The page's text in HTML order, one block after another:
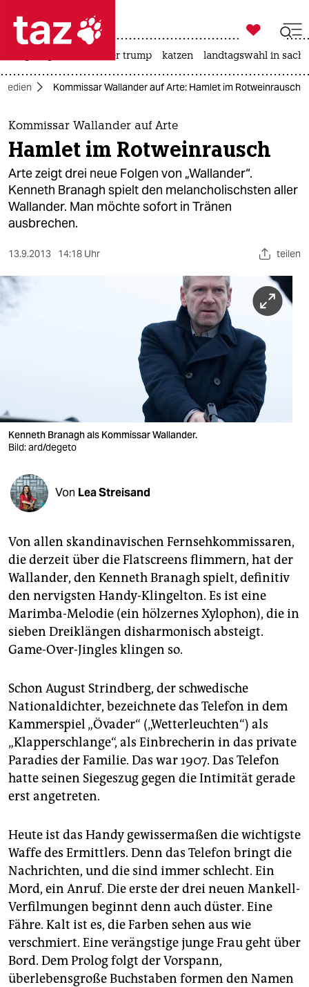
 taz zahl ich
taz zahl ich
themen
politik
öko
gesellschaft
kultur
sport
berlin
verlag
shop
fragen & hilfe
unterstützen
abo
genossenschaft
epaper login

taz zahl ich
usa unter trump katzen landtagswahl in
Medien Kommissar Wallander auf Arte: Hamlet im Rotweinrausch
Kommissar Wallander auf Arte
Hamlet im Rotweinrausch
Arte zeigt drei neue Folgen von „Wallander“.
Kenneth Branagh spielt den melancholischsten aller
Wallander. Man möchte sofort in Tränen
ausbrechen.
13.9.2013 14:18 Uhr teilen
Kenneth Branagh als Kommissar Wallander.
Bild: ard/degeto
Von Lea Streisand
Von allen skandinavischen Fernsehkommissaren,
die derzeit über die Flatscreens flimmern, hat der
Wallander, den Kenneth Branagh spielt, definitiv
den nervigsten Handy-Klingelton. Es ist eine
Marimba-Melodie (ein hölzernes Xylophon), die in
sieben Dreiklängen disharmonisch absteigt.
Game-Over-Jingles klingen so.
Schon August Strindberg, der schwedische
Nationaldichter, bezeichnete das Telefon in dem
Kammerspiel „Övader“ („Wetterleuchten“) als
„Klapperschlange“, als Einbrecherin in das private
Paradies der Familie. Das war 1907. Das Telefon
hatte seinen Siegeszug gegen die Intimität gerade
erst angetreten.
Heute ist das Handy gewissermaßen die wichtigste
Waffe des Ermittlers. Denn das Telefon bringt die
Nachrichten, und die sind immer schlecht. Ein
Mord, ein Anruf. Die erste der drei neuen Mankell-
Verfilmungen beginnt denn auch düster. Eine
Fähre. Kalt ist es, die Farben sehen aus wie
verschmiert. Eine verängstige junge Frau geht über
Bord. Dem Prolog folgt der Vorspann,
überlebensgroße Buchstaben formen den Namen